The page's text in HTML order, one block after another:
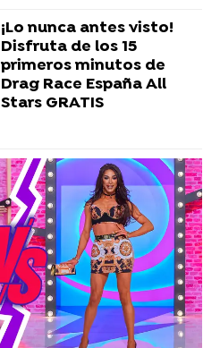
¡Lo nunca antes visto!
Disfruta de los 15
primeros minutos de
Drag Race España All
Stars GRATIS